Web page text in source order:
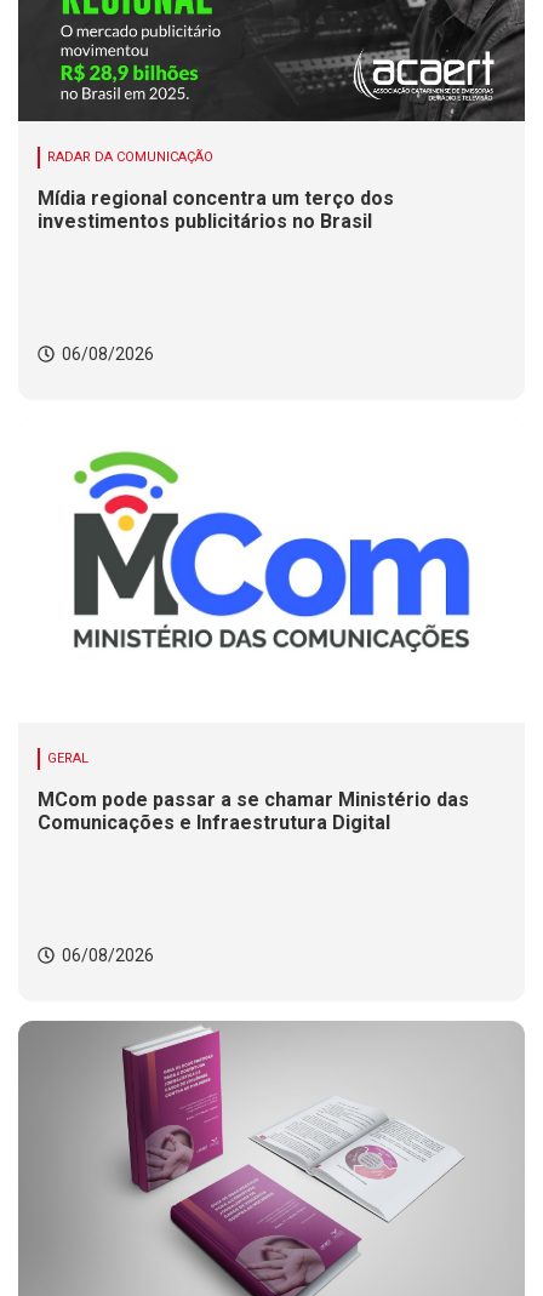
RADAR DA COMUNICAÇÃO
Mídia regional concentra um terço dos
investimentos publicitários no Brasil
06/08/2026
GERAL
MCom pode passar a se chamar Ministério das
Comunicações e Infraestrutura Digital
06/08/2026